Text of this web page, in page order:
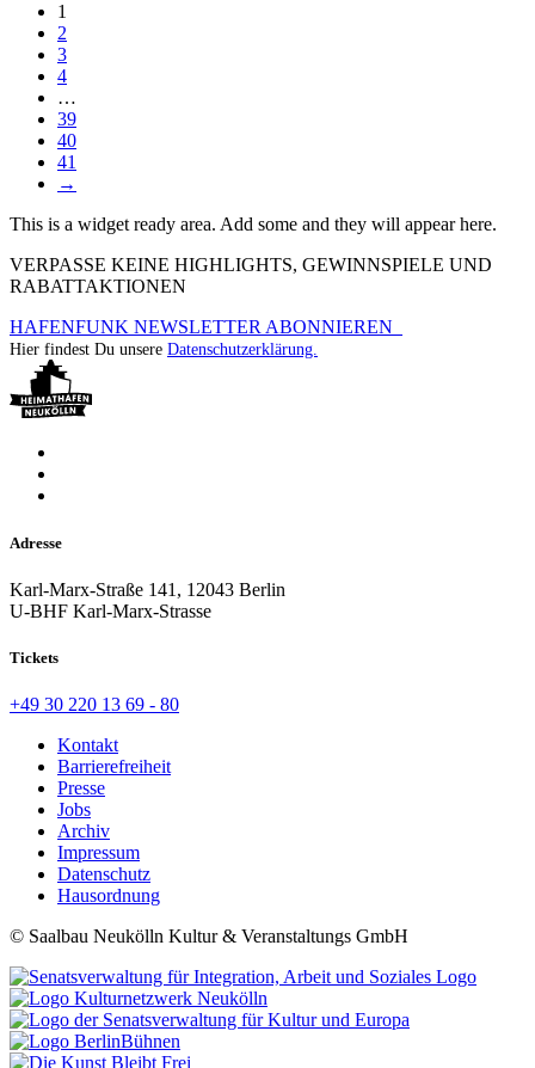
1
2
3
4
…
39
40
41
→
This is a widget ready area. Add some and they will appear here.
VERPASSE KEINE HIGHLIGHTS, GEWINNSPIELE UND
RABATTAKTIONEN
HAFENFUNK NEWSLETTER ABONNIEREN
Hier findest Du unsere Datenschutzerklärung.
Adresse
Karl-Marx-Straße 141, 12043 Berlin
U-BHF Karl-Marx-Strasse
Tickets
+49 30 220 13 69 - 80
Kontakt
Barrierefreiheit
Presse
Jobs
Archiv
Impressum
Datenschutz
Hausordnung
© Saalbau Neukölln Kultur & Veranstaltungs GmbH